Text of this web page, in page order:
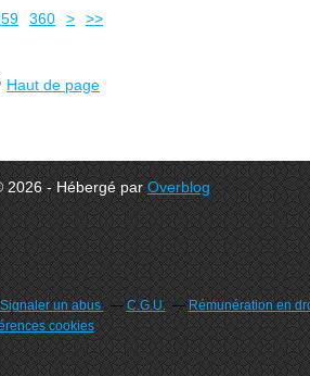
360 370
380
390
400
> >>
Haut de page
2026 - Hébergé parOverblog
Signaler un abus C.G.U. Rémunération en
cookies